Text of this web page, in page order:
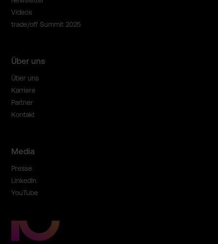
Videos
trade/off Summit 2025
Über uns
Über uns
Karriere
Partner
Kontakt
Media
Presse
LinkedIn
YouTube